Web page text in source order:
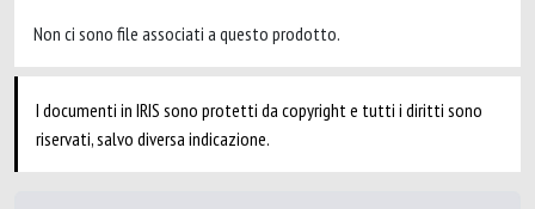
Non ci sono file associati a questo prodotto.
I documenti in IRIS sono protetti da copyright e tutti i diritti sono
riservati, salvo diversa indicazione.